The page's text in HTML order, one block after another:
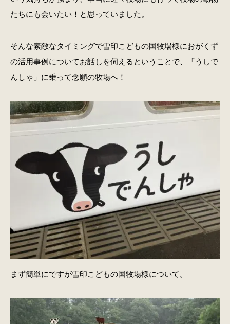
たちにも会いたい！と思っていました。
そんな素敵なタイミングで雪印こどもの国牧場様におがくず
の活用事例についてお話しを伺えるということで、「うしで
んしゃ」に乗って念願の牧場へ！
まず簡単にですが雪印こどもの国牧場様について。